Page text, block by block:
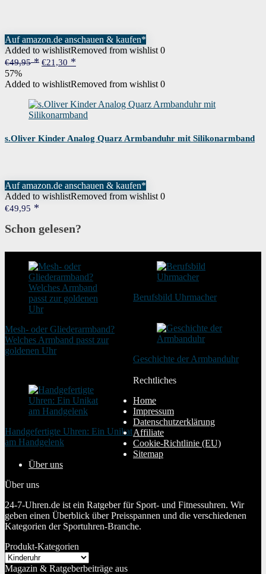
Auf amazon.de anschauen & kaufen*
Added to wishlistRemoved from wishlist 0
€49,95
Ursprünglicher
war:
€49,95
€21,30
ist:
€21,30.
57%
Added to wishlistRemoved from wishlist 0
s.Oliver Kinder Analog Quarz Armbanduhr mit Silikonarmband
Auf amazon.de anschauen & kaufen*
Added to wishlistRemoved from wishlist 0
€49,95
Schon gelesen?
Mesh- oder Gliederarmband?
Welches Armband passt zur
goldenen Uhr
Berufsbild Uhrmacher
Geschichte der Armbanduhr
Handgefertigte Uhren: Ein Unikat
am Handgelenk
Rechtliches
Home
Impressum
Datenschutzerklärung
Affiliate
Cookie-Richtlinie (EU)
Sitemap
Über uns
Über uns
24-7-Uhren.de ist ein Ratgeber für Sport- und Fitnessuhren. Wir
geben einen Überblick über Preisspannen und die verschiedenen
Kategorien der Sportuhren-Branche.
Produkt-Kategorien
Magazin & Ratgeberbeiträge aus